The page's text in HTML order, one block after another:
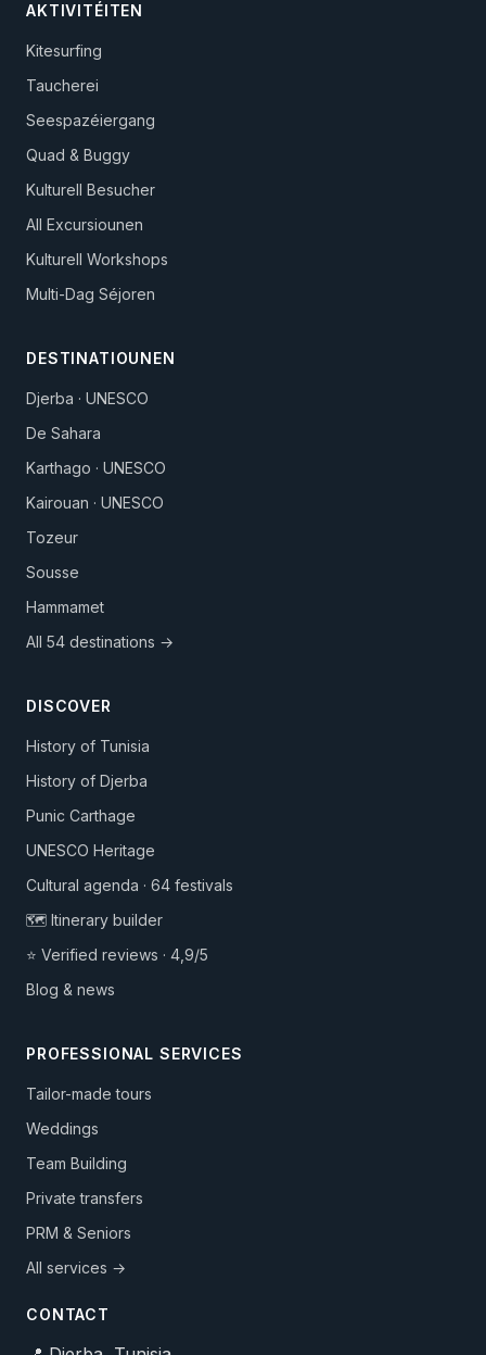
AKTIVITÉITEN
Kitesurfing
Taucherei
Seespazéiergang
Quad & Buggy
Kulturell Besucher
All Excursiounen
Kulturell Workshops
Multi-Dag Séjoren
DESTINATIOUNEN
Djerba · UNESCO
De Sahara
Karthago · UNESCO
Kairouan · UNESCO
Tozeur
Sousse
Hammamet
All 54 destinations →
DISCOVER
History of Tunisia
History of Djerba
Punic Carthage
UNESCO Heritage
Cultural agenda · 64 festivals
🗺️ Itinerary builder
⭐ Verified reviews · 4,9/5
Blog & news
PROFESSIONAL SERVICES
Tailor-made tours
Weddings
Team Building
Private transfers
PRM & Seniors
All services →
CONTACT